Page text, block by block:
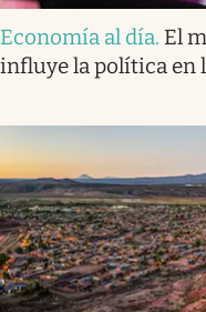
Economía al día. El
influye la política en